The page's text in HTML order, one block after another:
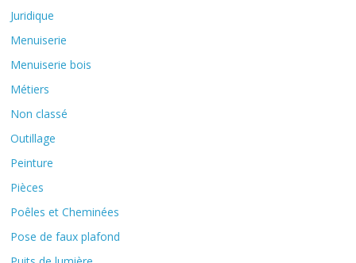
Juridique
Menuiserie
Menuiserie bois
Métiers
Non classé
Outillage
Peinture
Pièces
Poêles et Cheminées
Pose de faux plafond